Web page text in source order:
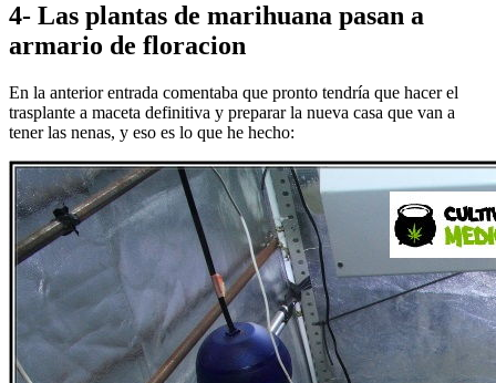
4- Las plantas de marihuana pasan a
armario de floracion
En la anterior entrada comentaba que pronto tendría que hacer el
trasplante a maceta definitiva y preparar la nueva casa que van a
tener las nenas, y eso es lo que he hecho: